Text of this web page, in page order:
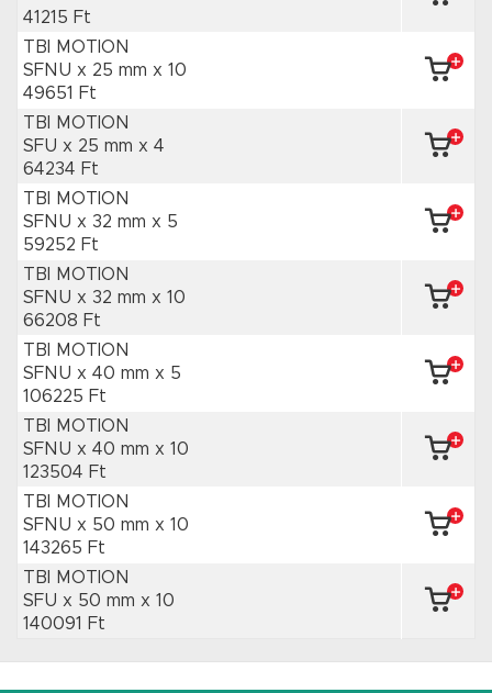
41215 Ft
TBI MOTION
SFNU x 25 mm x 10
49651 Ft
TBI MOTION
SFU x 25 mm x 4
64234 Ft
TBI MOTION
SFNU x 32 mm x 5
59252 Ft
TBI MOTION
SFNU x 32 mm x 10
66208 Ft
TBI MOTION
SFNU x 40 mm x 5
106225 Ft
TBI MOTION
SFNU x 40 mm x 10
123504 Ft
TBI MOTION
SFNU x 50 mm x 10
143265 Ft
TBI MOTION
SFU x 50 mm x 10
140091 Ft